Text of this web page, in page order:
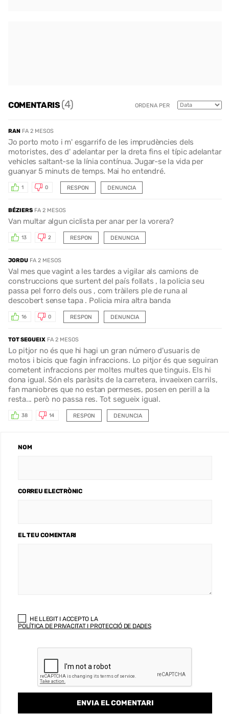
COMENTARIS(4) ORDENA PER
RAN FA 2 MESOS
Jo porto moto i m' esgarrifo de les imprudències dels
motoristes, des d' adelantar per la dreta fins el típic adelantar
vehicles saltant-se la línia contínua. Jugar-se la vida per
guanyar 5 minuts de temps. Mai ho entendré.
RESPON
1 0 DENUNCIA
BÉZIERS FA 2 MESOS
Van multar algun ciclista per anar per la vorera?
RESPON
13 2 DENUNCIA
JORDU FA 2 MESOS
Val mes que vagint a les tardes a vigilar als camions de
construccions que surtent del país follats , la policia seu
passa pel forro dels ous , com tràilers ple de runa al
descobert sense tapa . Policia mira altra banda
RESPON
16 0 DENUNCIA
TOT SEGUEIX FA 2 MESOS
Lo pitjor no és que hi hagi un gran número d'usuaris de
motos i bicis que fagin infraccions. Lo pitjor és que seguiran
cometent infraccions per moltes multes que tinguis. Els hi
dona igual. Són els paràsits de la carretera, invaeixen carrils,
fan maniobres que no estan permeses, posen en perill a la
resta... però no passa res. Tot segueix igual.
RESPON
38 14 DENUNCIA
NOM
CORREU ELECTRÒNIC
EL TEU COMENTARI
HE LLEGIT I ACCEPTO LA
POLÍTICA DE PRIVACITAT I PROTECCIÓ DE DADES